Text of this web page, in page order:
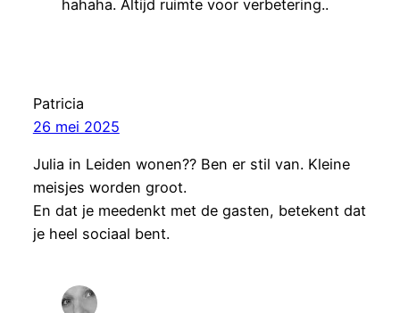
hahaha. Altijd ruimte voor verbetering..
Patricia
26 mei 2025
Julia in Leiden wonen?? Ben er stil van. Kleine
meisjes worden groot.
En dat je meedenkt met de gasten, betekent dat
je heel sociaal bent.